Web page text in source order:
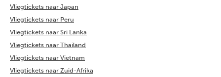
Vliegtickets naar Japan
Vliegtickets naar Peru
Vliegtickets naar Sri Lanka
Vliegtickets naar Thailand
Vliegtickets naar Vietnam
Vliegtickets naar Zuid-Afrika